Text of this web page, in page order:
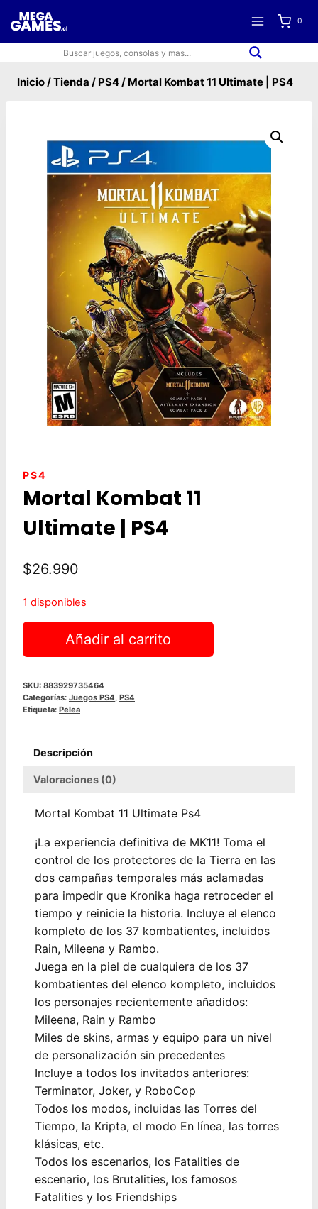
contenido
0
Inicio/Tienda / PS4/ Mortal Kombat 11 Ultimate | PS4
PS4
Mortal Kombat 11
Ultimate | PS4
$26.990
1 disponibles
Mortal
Ultimate
|
PS4
cantidad
Añadir al carrito
SKU: 883929735464
Categorías: Juegos PS4 PS4
Etiqueta: Pelea
Descripción
Valoraciones (0)
Mortal Kombat 11 Ultimate Ps4
¡La experiencia definitiva de MK11! Toma el
control de los protectores de la Tierra en las
dos campañas temporales más aclamadas
para impedir que Kronika haga retroceder el
tiempo y reinicie la historia. Incluye el elenco
kompleto de los 37 kombatientes, incluidos
Rain, Mileena y Rambo.
Juega en la piel de cualquiera de los 37
kombatientes del elenco kompleto, incluidos
los personajes recientemente añadidos:
Mileena, Rain y Rambo
Miles de skins, armas y equipo para un nivel
de personalización sin precedentes
Incluye a todos los invitados anteriores:
Terminator, Joker, y RoboCop
Todos los modos, incluidas las Torres del
Tiempo, la Kripta, el modo En línea, las torres
klásicas, etc.
Todos los escenarios, los Fatalities de
escenario, los Brutalities, los famosos
Fatalities y los Friendships